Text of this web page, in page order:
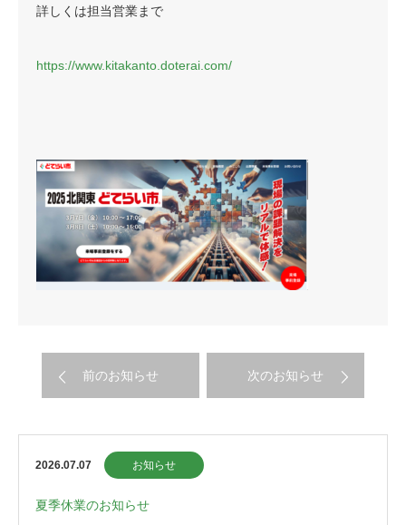
詳しくは担当営業まで
https://www.kitakanto.doterai.com/
前のお知らせ 次のお知らせ
2026.07.07 お知らせ
夏季休業のお知らせ